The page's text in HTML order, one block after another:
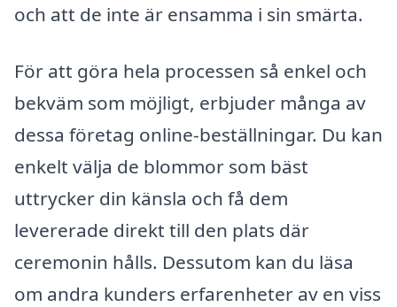
och att de inte är ensamma i sin smärta.
För att göra hela processen så enkel och
bekväm som möjligt, erbjuder många av
dessa företag online-beställningar. Du kan
enkelt välja de blommor som bäst
uttrycker din känsla och få dem
levererade direkt till den plats där
ceremonin hålls. Dessutom kan du läsa
om andra kunders erfarenheter av en viss